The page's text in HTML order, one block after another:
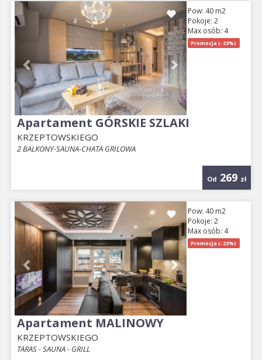
Od 269 zł
Previous NextPow: 40 m2
Pokoje: 2
Max osób: 4
Promocja (-23%)
Apartament GÓRSKIE SZLAKI
KRZEPTOWSKIEGO
2 BALKONY-SAUNA-CHATA GRILOWA
Previous NextPow: 40 m2
Pokoje: 2
Max osób: 4
Promocja (-23%)
Apartament MALINOWY
KRZEPTOWSKIEGO
TARAS - SAUNA - GRILL